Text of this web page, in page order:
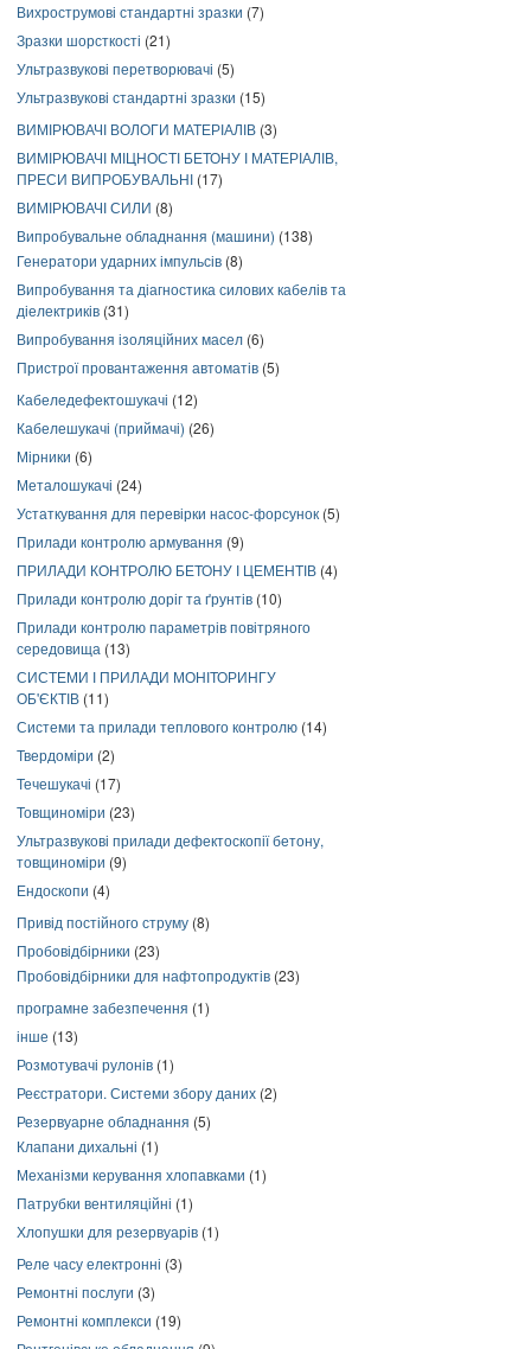
Вихрострумові стандартні зразки (7)
Зразки шорсткості (21)
Ультразвукові перетворювачі (5)
Ультразвукові стандартні зразки (15)
ВИМІРЮВАЧІ ВОЛОГИ МАТЕРІАЛІВ (3)
ВИМІРЮВАЧІ МІЦНОСТІ БЕТОНУ І МАТЕРІАЛІВ,
ПРЕСИ ВИПРОБУВАЛЬНІ (17)
ВИМІРЮВАЧІ СИЛИ (8)
Випробувальне обладнання (машини) (138)
Генератори ударних імпульсів (8)
Випробування та діагностика силових кабелів та
діелектриків (31)
Випробування ізоляційних масел (6)
Пристрої провантаження автоматів (5)
Кабеледефектошукачі (12)
Кабелешукачі (приймачі) (26)
Мірники (6)
Металошукачі (24)
Устаткування для перевірки насос-форсунок (5)
Прилади контролю армування (9)
ПРИЛАДИ КОНТРОЛЮ БЕТОНУ І ЦЕМЕНТІВ (4)
Прилади контролю доріг та ґрунтів (10)
Прилади контролю параметрів повітряного
середовища (13)
СИСТЕМИ І ПРИЛАДИ МОНІТОРИНГУ
ОБ'ЄКТІВ (11)
Системи та прилади теплового контролю (14)
Твердоміри (2)
Течешукачі (17)
Товщиноміри (23)
Ультразвукові прилади дефектоскопії бетону,
товщиноміри (9)
Ендоскопи (4)
Привід постійного струму (8)
Пробовідбірники (23)
Пробовідбірники для нафтопродуктів (23)
програмне забезпечення (1)
інше (13)
Розмотувачі рулонів (1)
Реєстратори. Системи збору даних (2)
Резервуарне обладнання (5)
Клапани дихальні (1)
Механізми керування хлопавками (1)
Патрубки вентиляційні (1)
Хлопушки для резервуарів (1)
Реле часу електронні (3)
Ремонтні послуги (3)
Ремонтні комплекси (19)